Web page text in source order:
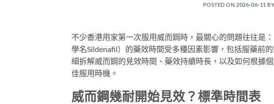
POSTED ON 2026-06-11 BY
不少香港用家第一次服用威而鋼時，最關心的問題往往是
學名Sildenafil）的藥效時間受多種因素影響，包括服藥前
細拆解威而鋼的見效時間、藥效持續時長，以及如何根據
佳服用時機。
威而鋼幾耐開始見效？標準時間表